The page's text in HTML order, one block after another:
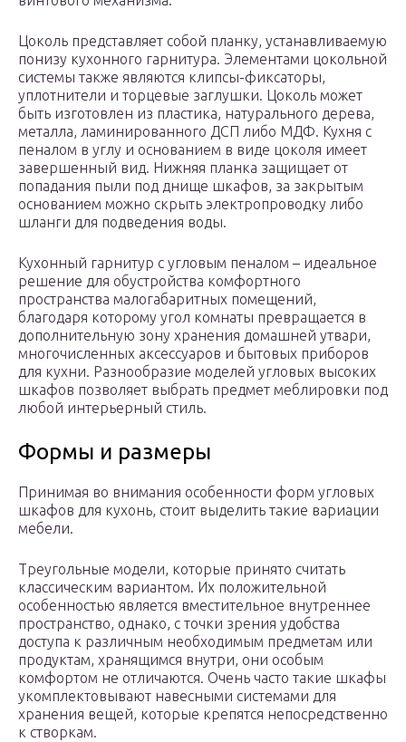
Цоколь представляет собой планку, устанавливаемую
понизу кухонного гарнитура. Элементами цокольной
системы также являются клипсы-фиксаторы,
уплотнители и торцевые заглушки. Цоколь может
быть изготовлен из пластика, натурального дерева,
металла, ламинированного ДСП либо МДФ. Кухня с
пеналом в углу и основанием в виде цоколя имеет
завершенный вид. Нижняя планка защищает от
попадания пыли под днище шкафов, за закрытым
основанием можно скрыть электропроводку либо
шланги для подведения воды.
Кухонный гарнитур с угловым пеналом – идеальное
решение для обустройства комфортного
пространства малогабаритных помещений,
благодаря которому угол комнаты превращается в
дополнительную зону хранения домашней утвари,
многочисленных аксессуаров и бытовых приборов
для кухни. Разнообразие моделей угловых высоких
шкафов позволяет выбрать предмет меблировки под
любой интерьерный стиль.
Формы и размеры
Принимая во внимания особенности форм угловых
шкафов для кухонь, стоит выделить такие вариации
мебели.
Треугольные модели, которые принято считать
классическим вариантом. Их положительной
особенностью является вместительное внутреннее
пространство, однако, с точки зрения удобства
доступа к различным необходимым предметам или
продуктам, хранящимся внутри, они особым
комфортом не отличаются. Очень часто такие шкафы
укомплектовывают навесными системами для
хранения вещей, которые крепятся непосредственно
к створкам.